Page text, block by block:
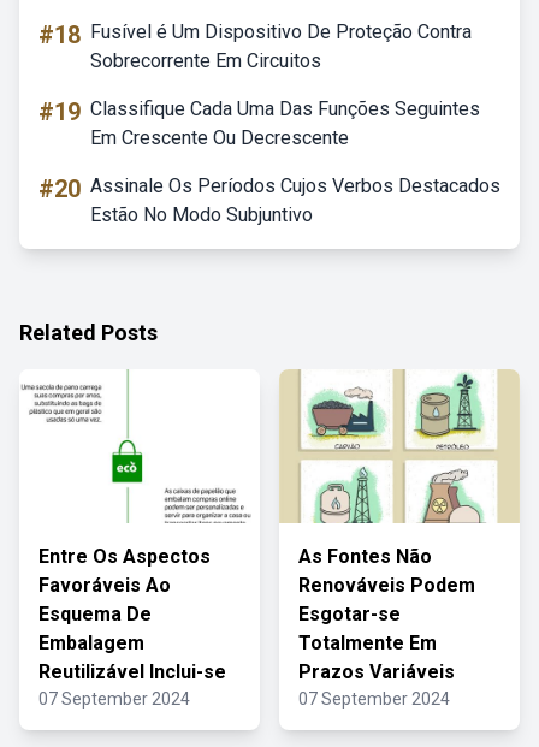
#18 Fusível é Um Dispositivo De Proteção Contra
Sobrecorrente Em Circuitos
#19 Classifique Cada Uma Das Funções Seguintes
Em Crescente Ou Decrescente
#20 Assinale Os Períodos Cujos Verbos Destacados
Estão No Modo Subjuntivo
Related Posts
Entre Os Aspectos
Favoráveis Ao
Esquema De
Embalagem
Reutilizável Inclui-se
07 September 2024
As Fontes Não
Renováveis Podem
Esgotar-se
Totalmente Em
Prazos Variáveis
07 September 2024